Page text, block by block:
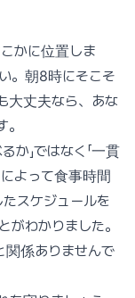
かに位置しま
。朝8時にそこそ
大丈夫なら、あな
か」ではなく「一貫
よって食事時間
スケジュールを
わかりました。
関係ありませんで